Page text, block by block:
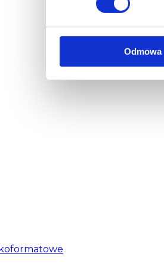
Odmowa